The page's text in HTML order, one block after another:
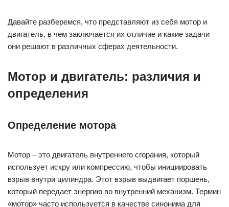
Мотор – это двигатель внутреннего сгорания, который
использует искру или компрессию, чтобы инициировать
взрыв внутри цилиндра. Этот взрыв выдвигает поршень,
термина «двигатель». Однако, существуют определенные
различия, о которых мы расскажем ниже.
Определение двигателя
Двигатель – это устройство, приводящее в движение
механизм, например, автомобиль или самолет. Он может
быть любого типа, например, газовый, электрический или
сжатый, и часто служит для привода движителя. Термин
«двигатель» более общий, чем «мотор», и обычно не